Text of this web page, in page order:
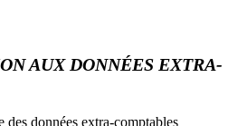
AUX DONNÉES EXTRA-
données extra-comptables